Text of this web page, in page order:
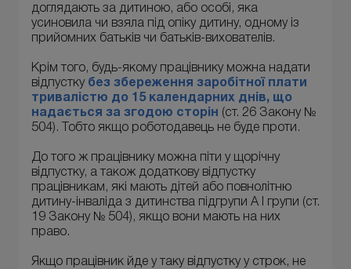
доглядають за дитиною, або особі, яка
усиновила чи взяла під опіку дитину, одному із
прийомних батьків чи батьків-вихователів.
Крім того, будь-якому працівнику можна надати
відпустку без збереження заробітної плати
тривалістю до 15 календарних днів, що
надається за згодою сторін (ст. 26 Закону №
504). Тобто якщо роботодавець не буде проти.
До того ж працівнику можна піти у щорічну
відпустку, а також додаткову відпустку
працівникам, які мають дітей або повнолітню
дитину-інваліда з дитинства підгрупи А I групи (ст.
19 Закону № 504), якщо вони мають на них
право.
Якщо працівник йде у таку відпустку у строк, не